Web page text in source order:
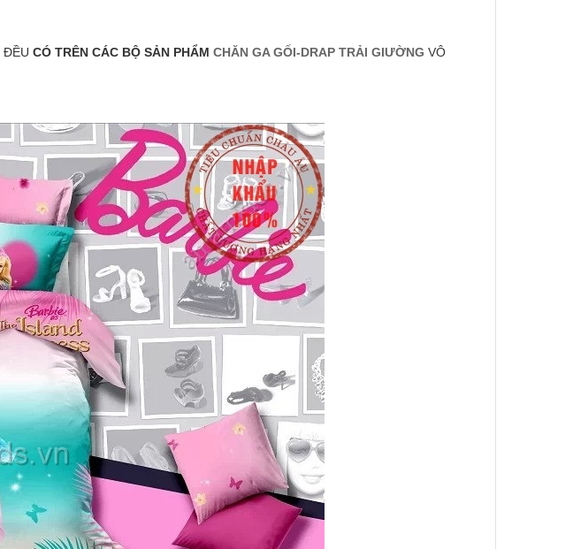
ĐỀU CÓ TRÊN CÁC BỘ SẢN PHẨM CHĂN GA GỐI-DRAP TRẢI GIƯỜNG VÔ